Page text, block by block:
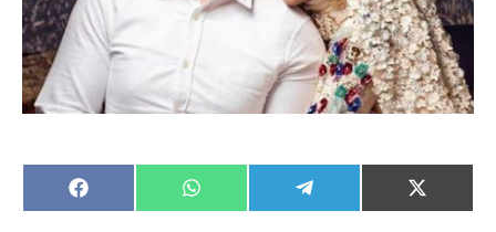
Share
on
Share
on
Share
on
Share
on